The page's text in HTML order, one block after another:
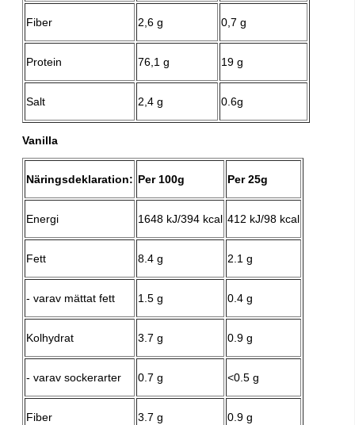
Fiber 2,6 g 0,7 g
Protein 76,1 g 19 g
Salt 2,4 g 0.6g
Vanilla
Näringsdeklaration: Per 100g Per 25g
Energi 1648 kJ/394 kcal 412 kJ/98 kcal
Fett 8.4 g 2.1 g
- varav mättat fett 1.5 g 0.4 g
Kolhydrat 3.7 g 0.9 g
- varav sockerarter 0.7 g <0.5 g
Fiber 3.7 g 0.9 g